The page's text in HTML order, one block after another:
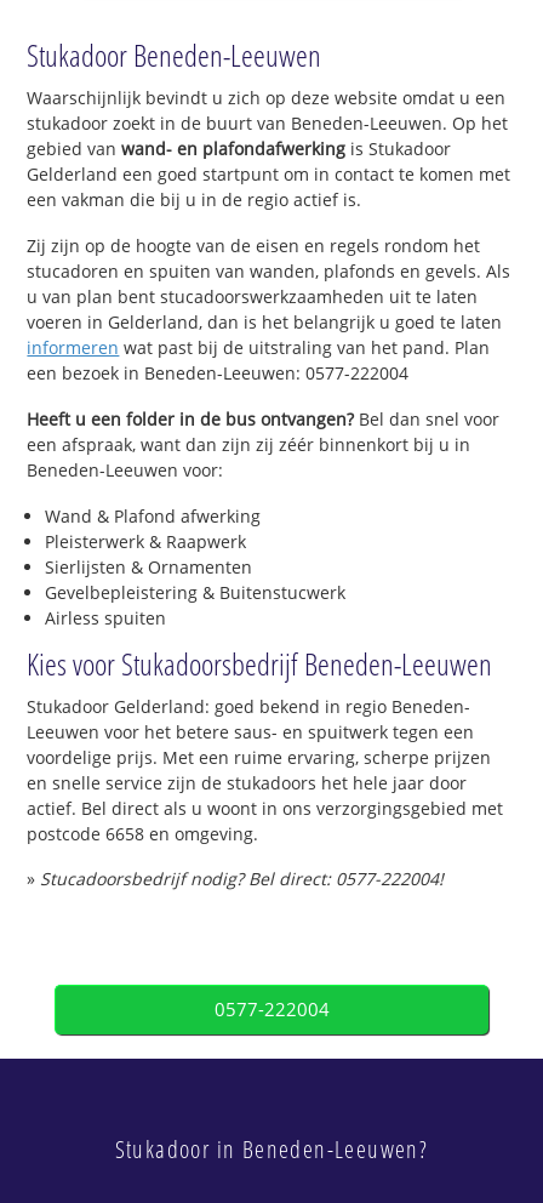
Stukadoor Beneden-Leeuwen
Waarschijnlijk bevindt u zich op deze website omdat u een
stukadoor zoekt in de buurt van Beneden-Leeuwen. Op het
gebied vanwand- en plafondafwerking is Stukadoor
Gelderland een goed startpunt om in contact te komen met
een vakman die bij u in de regio actief is.
Zij zijn op de hoogte van de eisen en regels rondom het
stucadoren en spuiten van wanden, plafonds en gevels. Als
u van plan bent stucadoorswerkzaamheden uit te laten
voeren in Gelderland, dan is het belangrijk u goed te laten
informeren wat past bij de uitstraling van het pand. Plan
een bezoek in Beneden-Leeuwen: 0577-222004
Heeft u een folder in de bus ontvangen?Bel dan snel voor
een afspraak, want dan zijn zij zéér binnenkort bij u in
Beneden-Leeuwen voor:
Wand & Plafond afwerking
Pleisterwerk & Raapwerk
Sierlijsten & Ornamenten
Gevelbepleistering & Buitenstucwerk
Airless spuiten
Kies voor Stukadoorsbedrijf Beneden-Leeuwen
Stukadoor Gelderland: goed bekend in regio Beneden-
Leeuwen voor het betere saus- en spuitwerk tegen een
voordelige prijs. Met een ruime ervaring, scherpe prijzen
en snelle service zijn de stukadoors het hele jaar door
actief. Bel direct als u woont in ons verzorgingsgebied met
postcode 6658 en omgeving.
» Stucadoorsbedrijf nodig? Bel direct: 0577-222004!
0577-222004
Stukadoor in Beneden-Leeuwen?